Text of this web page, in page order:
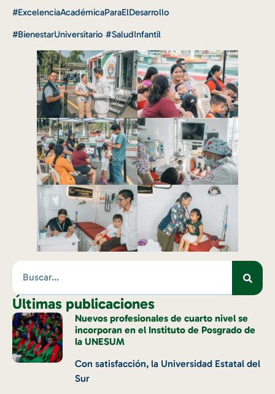
#ExcelenciaAcadémicaParaElDesarrollo
#BienestarUniversitario #SaludInfantil
Últimas publicaciones
Nuevos profesionales de cuarto nivel se
incorporan en el Instituto de Posgrado de
la UNESUM
Con satisfacción, la Universidad Estatal del
Sur